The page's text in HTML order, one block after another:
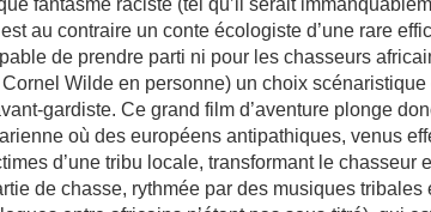
fantasme raciste (tel qu’il serait
au contraire un conte écologiste d’une rare
de prendre parti ni pour les chasseurs
Wilde en personne) un choix scénaristique
gardiste. Ce grand film d’aventure plonge
où des européens antipathiques, venus
d’une tribu locale, transformant le chasseur
de chasse, rythmée par des musiques tribales